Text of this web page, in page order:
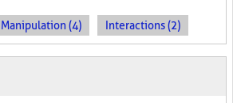
Manipulation (4) Interactions (2)